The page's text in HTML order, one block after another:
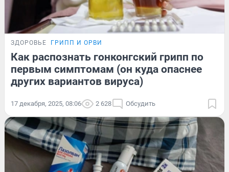
ЗДОРОВЬЕ ГРИПП И ОРВИ
Как распознать гонконгский грипп по
первым симптомам (он куда опаснее
других вариантов вируса)
17 декабря, 2025, 08:06 2 628 Обсудить